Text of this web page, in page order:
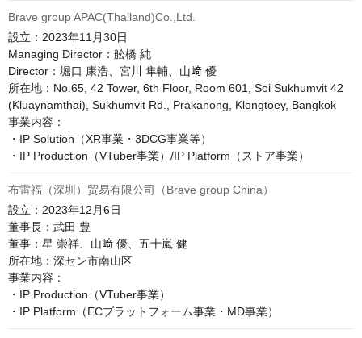
Brave group APAC(Thailand)Co.,Ltd.
設立：2023年11月30日
Managing Director：舩橋 純
Director：堀口 康浩、宮川 隼輔、山﨑 優
所在地：No.65, 42 Tower, 6th Floor, Room 601, Soi Sukhumvit 42
(Kluaynamthai), Sukhumvit Rd., Prakanong, Klongtoey, Bangkok
事業内容：
・IP Solution（XR事業・3DCG事業等）
・IP Production（VTuber事業）/IP Platform（ストア事業）
布雷福（深圳）贸易有限公司（Brave group China）
設立：2023年12月6日
董事長：武田 豊
董事：星 崇祥、山﨑 優、五十嵐 健
所在地：深セン市南山区
事業内容：
・IP Production（VTuber事業）
・IP Platform（ECプラットフォーム事業・MD事業）